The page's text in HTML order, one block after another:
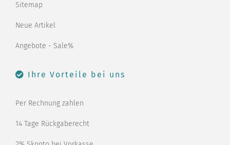
Sitemap
Neue Artikel
Angebote - Sale%
Ihre Vorteile bei uns
Per Rechnung zahlen
14 Tage Rückgaberecht